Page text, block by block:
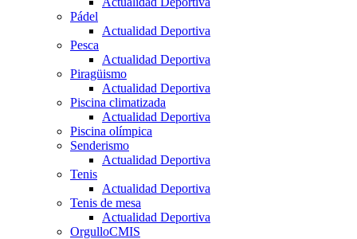
Pádel
Actualidad Deportiva
Pesca
Actualidad Deportiva
Piragüismo
Actualidad Deportiva
Piscina climatizada
Actualidad Deportiva
Piscina olímpica
Senderismo
Actualidad Deportiva
Tenis
Actualidad Deportiva
Tenis de mesa
Actualidad Deportiva
OrgulloCMIS